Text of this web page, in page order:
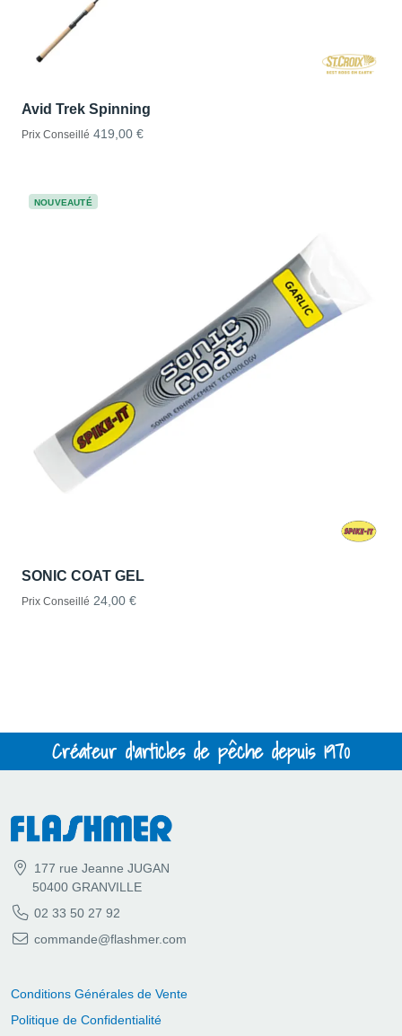
Avid Trek Spinning
Prix Conseillé 419,00 €
NOUVEAUTÉ
SONIC COAT GEL
Prix Conseillé 24,00 €
Créateur d'articles de pêche depuis 1970
177 rue Jeanne JUGAN
50400 GRANVILLE
02 33 50 27 92
commande@flashmer.com
Conditions Générales de Vente
Politique de Confidentialité